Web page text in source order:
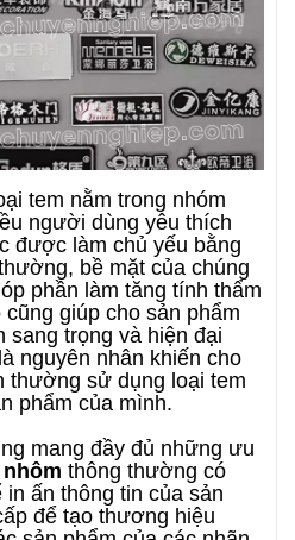
tem nằm trong nhóm
người dùng yêu thích
được làm chủ yếu bằng
bề mặt của chúng
phần làm tăng tính thẩm
giúp cho sản phẩm
sang trọng và hiện đại
nguyên nhân khiến cho
thường sử dụng loại tem
phẩm của mình.
mang đầy đủ những ưu
thông thường có
ấn thông tin của sản
để tạo thương hiệu